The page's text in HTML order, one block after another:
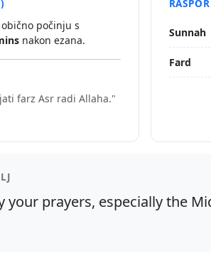
počinju s
nakon ezana.
farz Asr radi Allaha."
Sunnah
Fard
your prayers, especially the